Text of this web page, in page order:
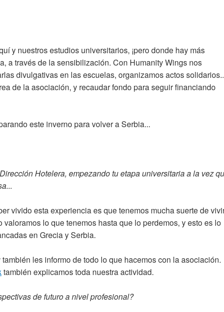
y nuestros estudios universitarios, ¡pero donde hay más
a través de la sensibilización. Con Humanity Wings nos
divulgativas en las escuelas, organizamos actos
de la asociación, y recaudar fondo para seguir financiando
este inverno para volver a Serbia...
Hotelera, empezando tu etapa universitaria a la vez
vivido esta experiencia es que tenemos mucha suerte de
lo que tenemos hasta que lo perdemos, y esto es lo
en Grecia y Serbia.
les informo de todo lo que hacemos con la asociación.
también explicamos toda nuestra actividad.
de futuro a nivel profesional?